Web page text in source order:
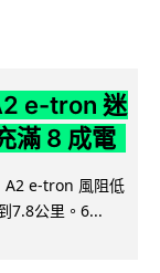
e-tron 迷
滿 8 成電
A2 e-tron 風阻低
7.8公里。6...